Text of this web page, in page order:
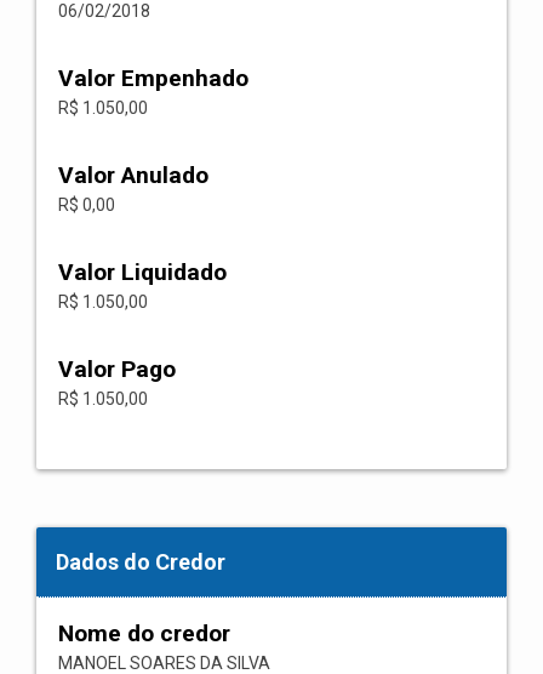
06/02/2018
Valor Empenhado
R$ 1.050,00
Valor Anulado
R$ 0,00
Valor Liquidado
R$ 1.050,00
Valor Pago
R$ 1.050,00
Dados do Credor
Nome do credor
MANOEL SOARES DA SILVA